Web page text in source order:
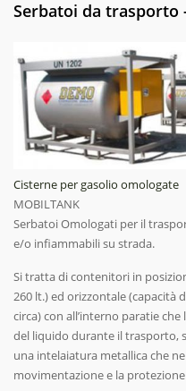
Serbatoi da trasporto
Cisterne per gasolio omologate
MOBILTANK
Serbatoi Omologati per il
e/o infiammabili su strada.
Si tratta di contenitori in
260 lt.) ed orizzontale (capacità
circa) con all’interno paratie
del liquido durante il trasporto,
una intelaiatura metallica che
movimentazione e la